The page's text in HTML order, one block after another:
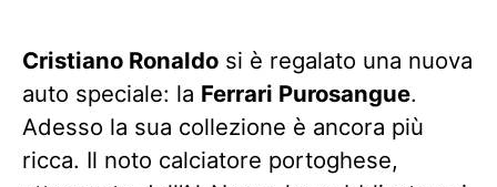
Cristiano Ronaldo si è regalato una nuova
auto speciale: la Ferrari Purosangue.
Adesso la sua collezione è ancora più
ricca. Il noto calciatore portoghese,